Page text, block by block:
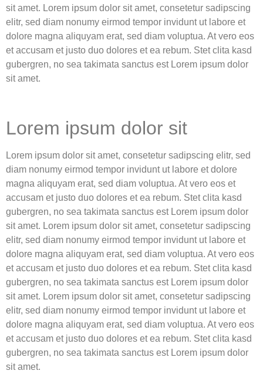
sit amet. Lorem ipsum dolor sit amet, consetetur sadipscing
elitr, sed diam nonumy eirmod tempor invidunt ut labore et
dolore magna aliquyam erat, sed diam voluptua. At vero eos
et accusam et justo duo dolores et ea rebum. Stet clita kasd
gubergren, no sea takimata sanctus est Lorem ipsum dolor
sit amet.
Lorem ipsum dolor sit
Lorem ipsum dolor sit amet, consetetur sadipscing elitr, sed
diam nonumy eirmod tempor invidunt ut labore et dolore
magna aliquyam erat, sed diam voluptua. At vero eos et
accusam et justo duo dolores et ea rebum. Stet clita kasd
gubergren, no sea takimata sanctus est Lorem ipsum dolor
sit amet. Lorem ipsum dolor sit amet, consetetur sadipscing
elitr, sed diam nonumy eirmod tempor invidunt ut labore et
dolore magna aliquyam erat, sed diam voluptua. At vero eos
et accusam et justo duo dolores et ea rebum. Stet clita kasd
gubergren, no sea takimata sanctus est Lorem ipsum dolor
sit amet. Lorem ipsum dolor sit amet, consetetur sadipscing
elitr, sed diam nonumy eirmod tempor invidunt ut labore et
dolore magna aliquyam erat, sed diam voluptua. At vero eos
et accusam et justo duo dolores et ea rebum. Stet clita kasd
gubergren, no sea takimata sanctus est Lorem ipsum dolor
sit amet.